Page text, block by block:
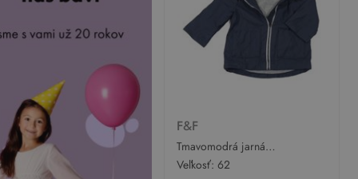
F&F
Tmavomodrá jarná
nepromokavá bunda s
Veľkosť: 62